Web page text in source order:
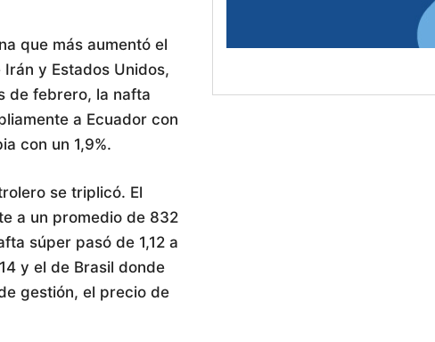
que más aumentó el
y Estados Unidos,
de febrero, la nafta
a Ecuador con
con un 1,9%.
se triplicó. El
a un promedio de 832
súper pasó de 1,12 a
y el de Brasil donde
gestión, el precio de